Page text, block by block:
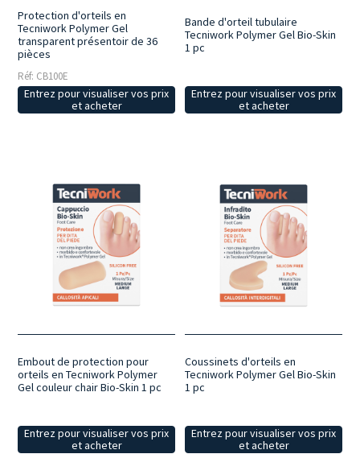
Protection d'orteils en
Tecniwork Polymer Gel
transparent présentoir de 36
pièces
Réf: CB100E
Entrez pour visualiser vos prix
et acheter
Bande d'orteil tubulaire
Tecniwork Polymer Gel Bio-Skin
1 pc
Entrez pour visualiser vos prix
et acheter
Embout de protection pour
orteils en Tecniwork Polymer
Gel couleur chair Bio-Skin 1 pc
Entrez pour visualiser vos prix
et acheter
Coussinets d'orteils en
Tecniwork Polymer Gel Bio-Skin
1 pc
Entrez pour visualiser vos prix
et acheter